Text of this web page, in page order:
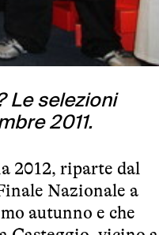
Le selezioni
2011.
2012, riparte dal
Nazionale a
autunno e che